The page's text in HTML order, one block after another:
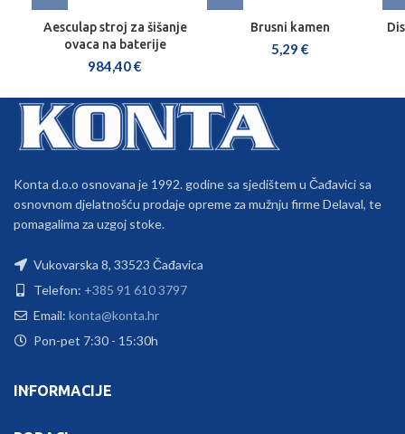
Aesculap stroj za šišanje
ovaca na baterije
984,40€
Brusni kamen
5,29 €
Konta d.o.o osnovana je 1992. godine sa sjedištem u Čađavici sa
osnovnom djelatnošću prodaje opreme za mužnju firme Delaval, te
pomagalima za uzgoj stoke.
Vukovarska 8, 33523 Čađavica
Telefon: +385 91 610 3797
Email: konta@konta.hr
Pon-pet 7:30 - 15:30h
INFORMACIJE